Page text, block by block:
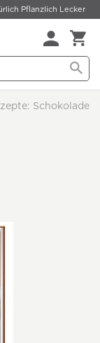
Pflanzlich Lecker
Schokolade